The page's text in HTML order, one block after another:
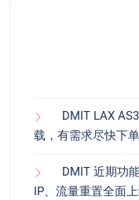
DMIT LAX
载，有需求尽快下单
DMIT 近期功
IP、流量重置全面